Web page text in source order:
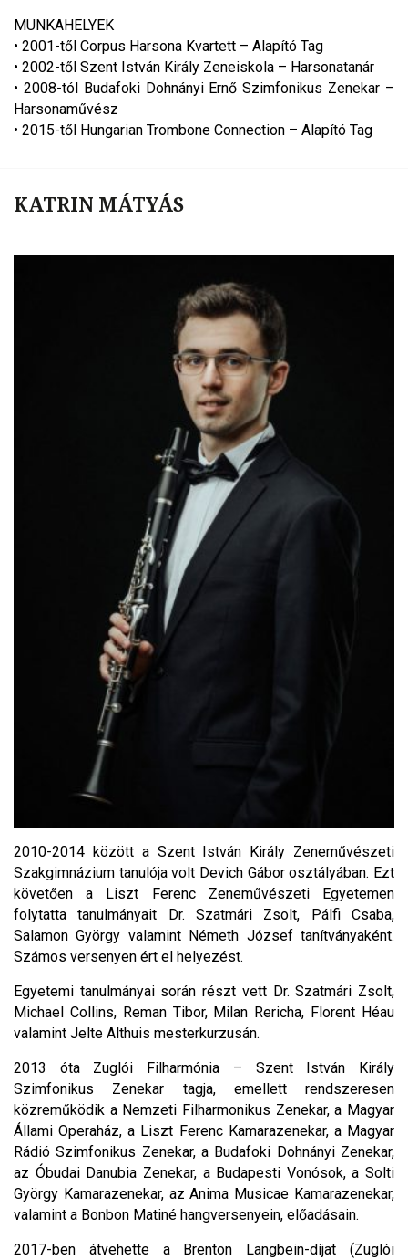
MUNKAHELYEK
• 2001-től Corpus Harsona Kvartett – Alapító Tag
• 2002-től Szent István Király Zeneiskola – Harsonatanár
• 2008-tól Budafoki Dohnányi Ernő Szimfonikus Zenekar –
Harsonaművész
• 2015-től Hungarian Trombone Connection – Alapító Tag
KATRIN MÁTYÁS
2010-2014 között a Szent István Király Zeneművészeti
Szakgimnázium tanulója volt Devich Gábor osztályában. Ezt
követően a Liszt Ferenc Zeneművészeti Egyetemen
folytatta tanulmányait Dr. Szatmári Zsolt, Pálfi Csaba,
Salamon György valamint Németh József tanítványaként.
Számos versenyen ért el helyezést.
Egyetemi tanulmányai során részt vett Dr. Szatmári Zsolt,
Michael Collins, Reman Tibor, Milan Rericha, Florent Héau
valamint Jelte Althuis mesterkurzusán.
2013 óta Zuglói Filharmónia – Szent István Király
Szimfonikus Zenekar tagja, emellett rendszeresen
közreműködik a Nemzeti Filharmonikus Zenekar, a Magyar
Állami Operaház, a Liszt Ferenc Kamarazenekar, a Magyar
Rádió Szimfonikus Zenekar, a Budafoki Dohnányi Zenekar,
az Óbudai Danubia Zenekar, a Budapesti Vonósok, a Solti
György Kamarazenekar, az Anima Musicae Kamarazenekar,
valamint a Bonbon Matiné hangversenyein, előadásain.
2017-ben átvehette a Brenton Langbein-díjat (Zuglói